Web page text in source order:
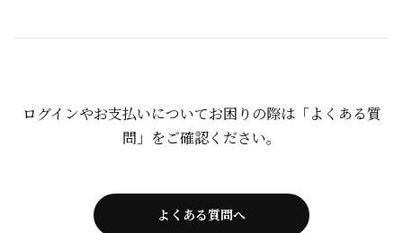
ログインやお支払いについてお困りの際は「よくある質
問」をご確認ください。
よくある質問へ